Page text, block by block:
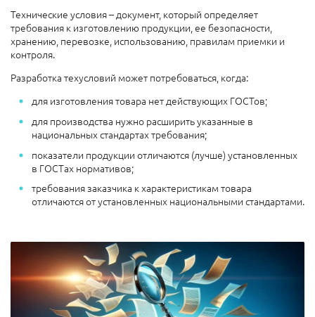
Технические условия – документ, который определяет
требования к изготовлению продукции, ее безопасности,
хранению, перевозке, использованию, правилам приемки и
контроля.
Разработка техусловий может потребоваться, когда:
для изготовления товара нет действующих ГОСТов;
для производства нужно расширить указанные в
национальных стандартах требования;
показатели продукции отличаются (лучше) установленных
в ГОСТах нормативов;
требования заказчика к характеристикам товара
отличаются от установленных национальными стандартами.